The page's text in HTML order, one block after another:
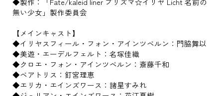
無い少女」製作委員会
【メインキャスト】
◆イリヤスフィール・フォン・アインツベルン：門脇舞以
◆美遊・エーデルフェルト：名塚佳織
◆クロエ・フォン・アインツベルン：斎藤千和
◆ベアトリス：釘宮理恵
◆エリカ・エインズワース：諸星すみれ